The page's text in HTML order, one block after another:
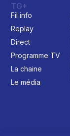
TG+
Fil info
Replay
Direct
Programme TV
La chaine
Le média